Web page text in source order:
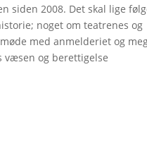
siden 2008. Det skal lige
noget om teatrenes og
med anmelderiet og
væsen og berettigelse